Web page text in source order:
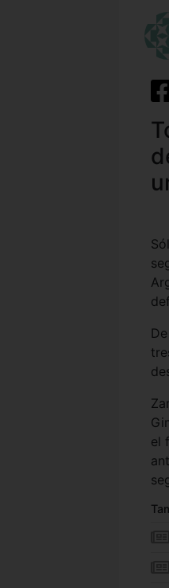
el